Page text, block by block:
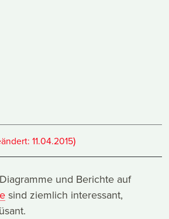
11.04.2015)
und Berichte auf
sind ziemlich interessant,